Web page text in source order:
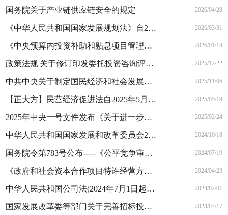
国务院关于产业链供应链安全的规定 2026/04/28
《中华人民共和国国家发展规划法》自2026年3月12日起施行 2026/03/31
《中央预算内投资补助和贴息项目管理办法》 2025年第38号令 2026/01/14
政策法规|关于修订印发委托投资咨询评估管理办法的通知 2025/12/22
中共中央关于制定国民经济和社会发展第十五个五年规划的建议 2025/11/06
【正大方】民营经济促进法自2025年5月20日起实施 2025/05/19
2025年中央一号文件发布《关于进一步深化农村改革 扎实推进乡村全面振兴的意见》 2025/02/24
中华人民共和国国家发展和改革委员会2024年第26号令《评标专家和评标专家库管理办法》 2024/10/18
国务院令第783号公布-----《公平竞争审查条例》全文 2024/07/19
《政府和社会资本合作项目特许经营方案编写大纲（2024年试行版）》 2024/04/23
中华人民共和国公司法(2024年7月1日起施行)全文 2024/02/01
国家发展改革委等部门关于完善招标投标交易担保制度进一步降低招标投标交易成本的通知 2023/07/17